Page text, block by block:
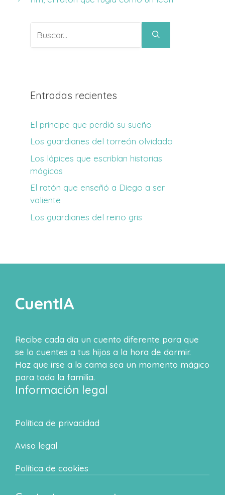
Entradas recientes
El príncipe que perdió su sueño
Los guardianes del torreón olvidado
Los lápices que escribían historias
mágicas
El ratón que enseñó a Diego a ser
valiente
Los guardianes del reino gris
CuentIA
Recibe cada día un cuento diferente para que
se lo cuentes a tus hijos a la hora de dormir.
Haz que irse a la cama sea un momento mágico
para toda la familia.
Información legal
Política de privacidad
Aviso legal
Política de cookies